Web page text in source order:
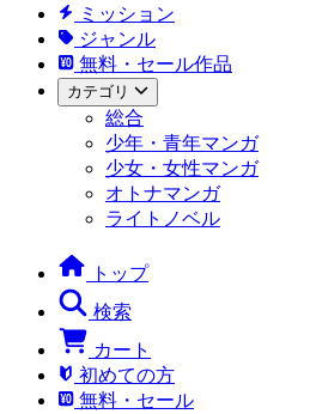
ミッション
ジャンル
無料・セール作品
カテゴリ
総合
少年・青年マンガ
少女・女性マンガ
オトナマンガ
ライトノベル
トップ
検索
カート
初めての方
無料・セール